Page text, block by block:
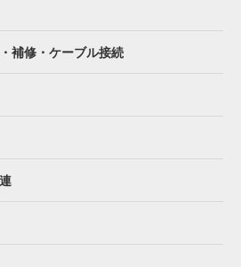
補修・ケーブル接続